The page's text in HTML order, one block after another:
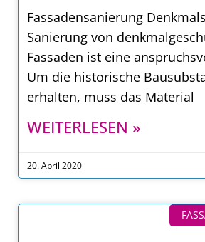
Fassadensanierung
Sanierung von
Fassaden ist eine
Um die historische
erhalten, muss das Material
WEITERLESEN »
20. April 2020